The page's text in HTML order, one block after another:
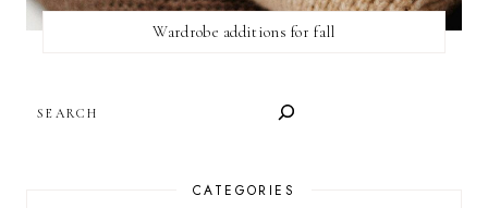
Wardrobe additions for fall
CATEGORIES